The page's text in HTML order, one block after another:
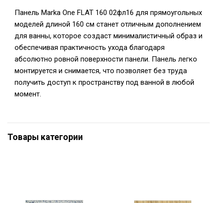
Панель Marka One FLAT 160 02фл16 для прямоугольных
моделей длиной 160 см станет отличным дополнением
для ванны, которое создаст минималистичный образ и
обеспечивая практичность ухода благодаря
абсолютно ровной поверхности панели. Панель легко
монтируется и снимается, что позволяет без труда
получить доступ к пространству под ванной в любой
момент.
Товары категории